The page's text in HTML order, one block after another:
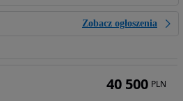
Zobacz ogłoszenia
40 500 PLN